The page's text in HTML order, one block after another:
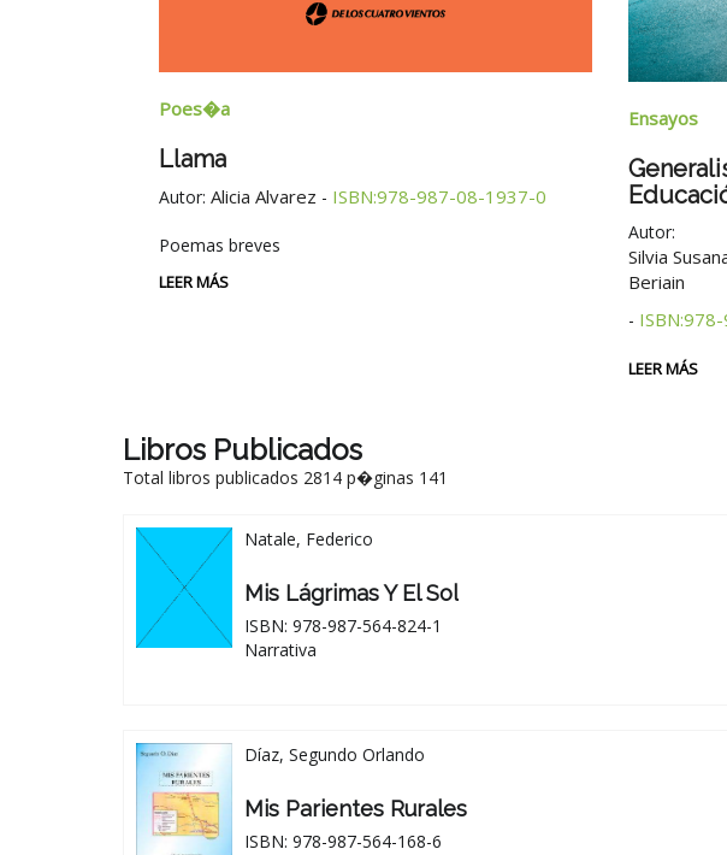
Poes�a
Llama
Autor: Alicia Alvarez - ISBN:978-987-08-1937-0
Poemas breves
LEER MÁS
Ensayos
Autor:
Silvia
Beriain
-
LEER MÁS
Libros Publicados
Total libros publicados 2814 p�ginas 141
Natale, Federico
Mis Lágrimas Y El Sol
ISBN: 978-987-564-824-1
Narrativa
Díaz, Segundo Orlando
Mis Parientes Rurales
ISBN: 978-987-564-168-6